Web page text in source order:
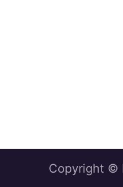
Copyright ©